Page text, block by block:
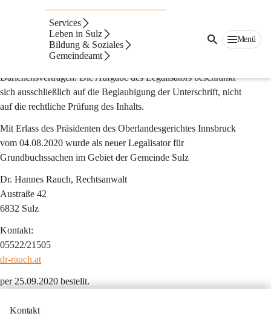
Services
Leben in Sulz
Bildung & Soziales
Gemeindeamt
Menü
Legalisator
Ein Legalisator wird vom Oberlandesgericht bestellt und ist
befugt, Unterschriften auf Urkunden zu beglaubigen, die für das
Grundbuch bestimmt sind – etwa bei Kaufverträgen oder
Darlehensverträgen. Die Aufgabe des Legalisators beschränkt
sich ausschließlich auf die Beglaubigung der Unterschrift, nicht
auf die rechtliche Prüfung des Inhalts.
Mit Erlass des Präsidenten des Oberlandesgerichtes Innsbruck
vom 04.08.2020 wurde als neuer Legalisator für
Grundbuchssachen im Gebiet der Gemeinde Sulz
Dr. Hannes Rauch, Rechtsanwalt
Austraße 42
6832 Sulz
Kontakt:
05522/21505
dr-rauch.at
per 25.09.2020 bestellt.
Kontakt